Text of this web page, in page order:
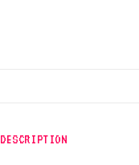
DESCRIPTION